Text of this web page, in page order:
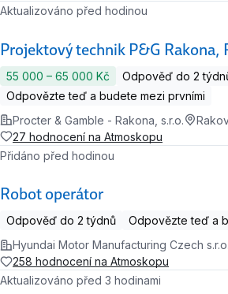
Projektový technik P&G Rakona,
Aktualizováno před hodinou
55 000 ‍–‍ 65 000 Kč
Odpověď do 2
Odpovězte teď a budete mezi prvními
Procter & Gamble - Rakona, s.r.o.
27 hodnocení na Atmoskopu
Robot operátor
Přidáno před hodinou
Odpověď do 2 týdnů
Odpovězte teď a
Hyundai Motor Manufacturing Czech s.r.o.
258 hodnocení na Atmoskopu
Aktualizováno před 3 hodinami